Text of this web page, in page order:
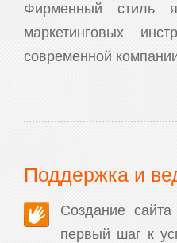
Фирменный стиль
маркетинговых
современной
Поддержка и
Создание
первый шаг к